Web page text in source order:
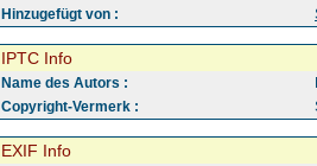
Hinzugefügt von :
IPTC Info
Name des Autors :
Copyright-Vermerk :
EXIF Info